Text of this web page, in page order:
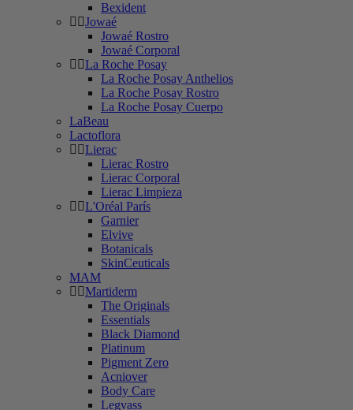
Bexident
Jowaé
Jowaé Rostro
Jowaé Corporal
La Roche Posay
La Roche Posay Anthelios
La Roche Posay Rostro
La Roche Posay Cuerpo
LaBeau
Lactoflora
Lierac
Lierac Rostro
Lierac Corporal
Lierac Limpieza
L'Oréal París
Garnier
Elvive
Botanicals
SkinCeuticals
MAM
Martiderm
The Originals
Essentials
Black Diamond
Platinum
Pigment Zero
Acniover
Body Care
Legvass